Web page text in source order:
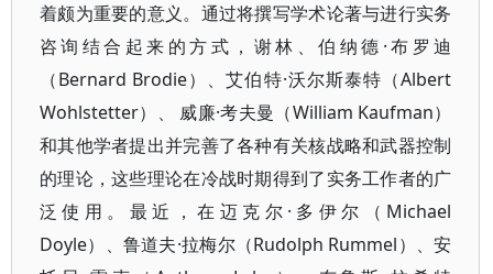
着颇为重要的意义。通过将撰写学术论著与进行实务
咨询结合起来的方式，谢林、伯纳德·布罗迪
（Bernard Brodie）、艾伯特·沃尔斯泰特（Albert
Wohlstetter）、 威廉·考夫曼（William Kaufman）
和其他学者提出并完善了各种有关核战略和武器控制
的理论，这些理论在冷战时期得到了实务工作者的广
泛使用。最近，在迈克尔·多伊尔（Michael
Doyle）、鲁道夫·拉梅尔（Rudolph Rummel）、安